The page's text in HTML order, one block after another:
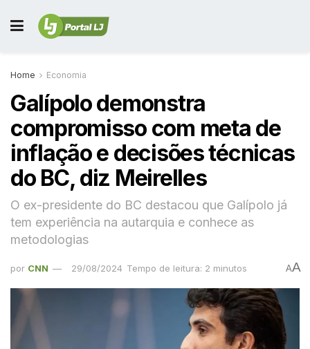
Home Economia
Galípolo demonstra
compromisso com meta de
inflação e decisões técnicas
do BC, diz Meirelles
O ex-presidente do BC destacou que Galípolo já
tem experiência na autarquia e conhece as
metodologias
por CNN 29/08/2024 Tempo de leitura: 2 minutos AA